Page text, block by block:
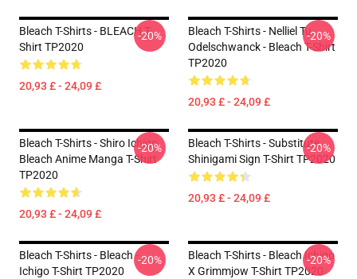
Bleach T-Shirts - BLEACH T-
Shirt TP2020
20,93 £ - 24,09 £
-20%
Bleach T-Shirts - Nelliel Tu
Odelschwanck - Bleach T-Shirt
TP2020
20,93 £ - 24,09 £
-20%
Bleach T-Shirts - Shiro Ichigo
Bleach Anime Manga T-Shirt
TP2020
20,93 £ - 24,09 £
-20%
Bleach T-Shirts - Substitute
Shinigami Sign T-Shirt TP2020
20,93 £ - 24,09 £
-20%
Bleach T-Shirts - Bleach -
Ichigo T-Shirt TP2020
-20%
Bleach T-Shirts - Bleach Ichigo
X Grimmjow T-Shirt TP2020
-20%